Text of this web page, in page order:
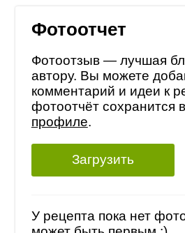
Фотоотчет
Фотоотзыв — лучшая
автору. Вы можете
комментарий и идеи к
фотоотчёт сохранится в
профиле.
Загрузить
У рецепта пока нет